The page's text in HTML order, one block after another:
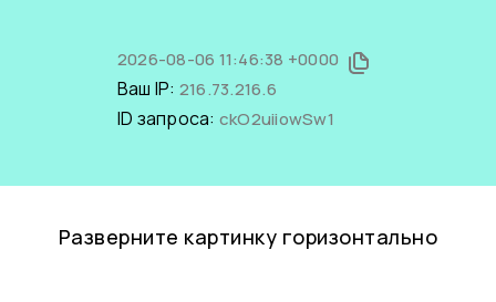
2026-08-06 11:46:38 +0000
Ваш IP: 216.73.216.6
ID запроса: ckO2uiiowSw1
Разверните картинку горизонтально